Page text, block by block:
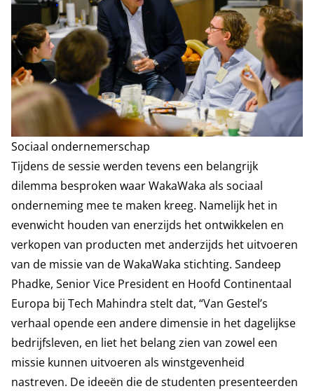
Sociaal ondernemerschap
Tijdens de sessie werden tevens een belangrijk
dilemma besproken waar WakaWaka als sociaal
onderneming mee te maken kreeg. Namelijk het in
evenwicht houden van enerzijds het ontwikkelen en
verkopen van producten met anderzijds het uitvoeren
van de missie van de WakaWaka stichting. Sandeep
Phadke, Senior Vice President en Hoofd Continentaal
Europa bij Tech Mahindra stelt dat, “Van Gestel’s
verhaal opende een andere dimensie in het dagelijkse
bedrijfsleven, en liet het belang zien van zowel een
missie kunnen uitvoeren als winstgevenheid
nastreven. De ideeën die de studenten presenteerden